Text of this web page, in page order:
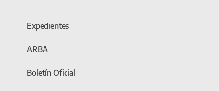
Expedientes
ARBA
Boletín Oficial